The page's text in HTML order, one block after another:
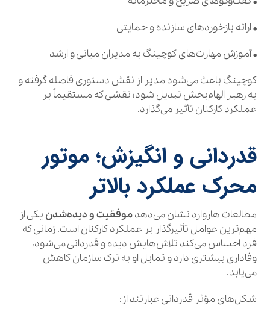
• ارائه بازخوردهای سازنده و حمایتی
• آموزش مهارت‌های کوچینگ به مدیران میانی و ارشد
کوچینگ باعث می‌شود مدیر از نقش دستوری فاصله گرفته و
به رهبر الهام‌بخش تبدیل شود؛ نقشی که مستقیماً بر
عملکرد کارکنان تأثیر می‌گذارد.
قدردانی و انگیزش؛ موتور
محرک عملکرد بالاتر
مطالعات هاروارد نشان می‌دهدموفقیت و دیده‌شدن یکی از
مهم‌ترین عوامل تأثیرگذار بر عملکرد کارکنان است. زمانی که
فرد احساس می‌کند تلاش‌هایش دیده و قدردانی می‌شود،
وفاداری بیشتری دارد و تمایل او به ترک سازمان کاهش
می‌یابد.
شکل‌های مؤثر قدردانی عبارتند از: